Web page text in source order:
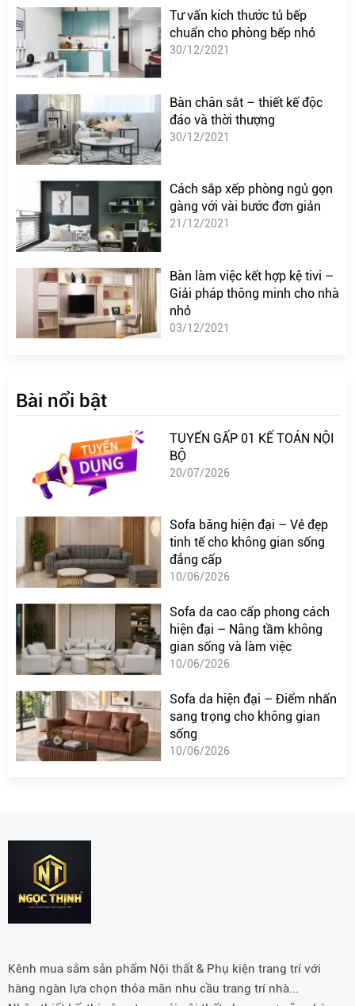
Tư vấn kích thước tủ bếp
chuẩn cho phòng bếp nhỏ
30/12/2021
Bàn chân sắt – thiết kế độc
đáo và thời thượng
30/12/2021
Cách sắp xếp phòng ngủ gọn
gàng với vài bước đơn giản
21/12/2021
Bàn làm việc kết hợp kệ tivi –
Giải pháp thông minh cho nhà
nhỏ
03/12/2021
Bài nổi bật
TUYỂN GẤP 01 KẾ TOÁN NỘI
BỘ
20/07/2026
Sofa băng hiện đại – Vẻ đẹp
tinh tế cho không gian sống
đẳng cấp
10/06/2026
Sofa da cao cấp phong cách
hiện đại – Nâng tầm không
gian sống và làm việc
10/06/2026
Sofa da hiện đại – Điểm nhấn
sang trọng cho không gian
sống
10/06/2026
Kênh mua sắm sản phẩm Nội thất & Phụ kiện trang trí với
hàng ngàn lựa chọn thỏa mãn nhu cầu trang trí nhà...